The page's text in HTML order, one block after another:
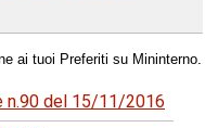
ai tuoi Preferiti su Mininterno.
n.90 del 15/11/2016